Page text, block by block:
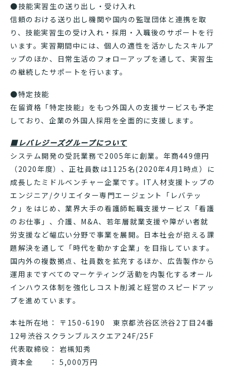
●技能実習生の送り出し・受け入れ
信頼のおける送り出し機関や国内の監理団体と連携を取
り、技能実習生の受け入れ・採用・入職後のサポートを行
います。実習期間中には、個人の適性を活かしたスキルア
ップのほか、日常生活のフォローアップを通して、実習生
の継続したサポートを行います。
●特定技能
在留資格「特定技能」をもつ外国人の支援サービスも予定
しており、企業の外国人採用を全面的に支援します。
■レバレジーズグループについて
システム開発の受託業務で2005年に創業。年商449億円
（2020年度）、正社員数は1125名(2020年4月1時点）に
成長したミドルベンチャー企業です。IT人材支援トップの
エンジニア/クリエイター専門エージェント「レバテッ
ク」をはじめ、業界大手の看護師転職支援サービス「看護
のお仕事」、介護、M&A、若年層就業支援や障がい者就
労支援など幅広い分野で事業を展開。日本社会が抱える課
題解決を通して「時代を動かす企業」を目指しています。
国内外の複数拠点、社員数を拡充するほか、広告製作から
運用まですべてのマーケティング活動を内製化するオール
インハウス体制を強化しコスト削減と経営のスピードアッ
プを進めています。
本社所在地： 〒150-6190 東京都渋谷区渋谷2丁目24番
12号渋谷スクランブルスクエア24F/25F
代表取締役： 岩槻知秀
資本金 ： 5,000万円